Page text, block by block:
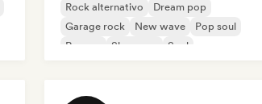
Rock alternativo
Dream pop
Garage rock
New wave
Pop soul
Reggae
Shoegaze Soul